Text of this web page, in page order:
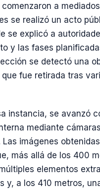
a
se realizó un acto
se explicó a
y las fases
se detectó una
fue retirada tras
instancia, se avanzó
mediante
Las imágenes
más allá de los 400
elementos
y, a los 410 metros,